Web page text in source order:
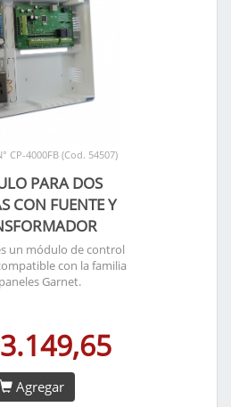
CP-4000FB (Cod. 54507)
PARA DOS
CON FUENTE Y
un módulo de control
con la familia
Garnet.
Agregar